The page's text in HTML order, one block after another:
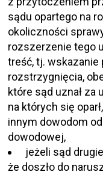
sądu opartego na
okoliczności
rozszerzenie tego
treść, tj.
rozstrzygnięcia,
które sąd uznał za
na których się
innym dowodom
dowodowej,
jeżeli sąd
że doszło do